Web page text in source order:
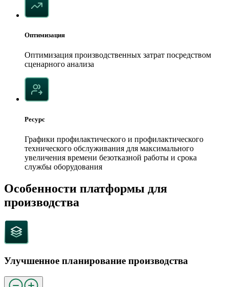
Оптимизация
Оптимизация производственных затрат посредством
сценарного анализа
Ресурс
Графики профилактического и профилактического
технического обслуживания для максимального
увеличения времени безотказной работы и срока
службы оборудования
Особенности платформы для
производства
Улучшенное планирование производства